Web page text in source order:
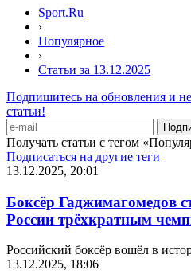
Sport.Ru
›
Популярное
›
Статьи за 13.12.2025
Подпишитесь на обновления и
статьи!
Получать статьи с тегом
Подписаться на другие теги
13.12.2025, 20:01
Боксёр Гаджимагомедов
России трёхкратным
Российский боксёр вошёл в
13.12.2025, 18:06